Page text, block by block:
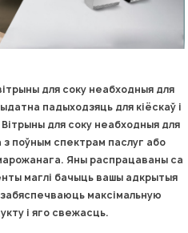
для соку неабходныя для
падыходзяць для кіёскаў і
для соку неабходныя для
поўным спектрам паслуг або
Яны распрацаваны са
маглі бачыць вашы адкрытыя
максімальную
і яго свежасць.